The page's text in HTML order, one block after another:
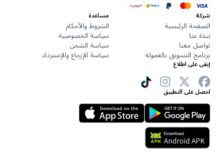
شركة
الصفحة الرئيسية
نبذة عنا
تواصل معنا
برنامج التسويق بالعمولة
مساعدة
الشروط والأحكام
سياسة الخصوصية
سياسة الشحن
سياسة الإرجاع والإسترداد
إبقى على اطلاع
احصل على التطبيق